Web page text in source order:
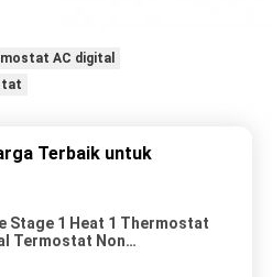
AC digital
Terbaik untuk
Stage 1 Heat 1 Thermostat
Termostat Non